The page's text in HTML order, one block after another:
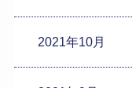
2021年10月